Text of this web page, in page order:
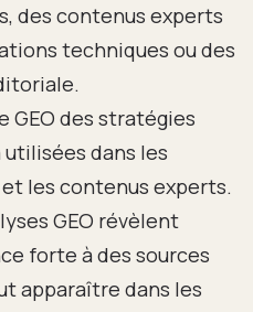
des contenus experts
techniques ou des
GEO des stratégies
dans les
les contenus experts.
GEO révèlent
forte à des sources
apparaître dans les